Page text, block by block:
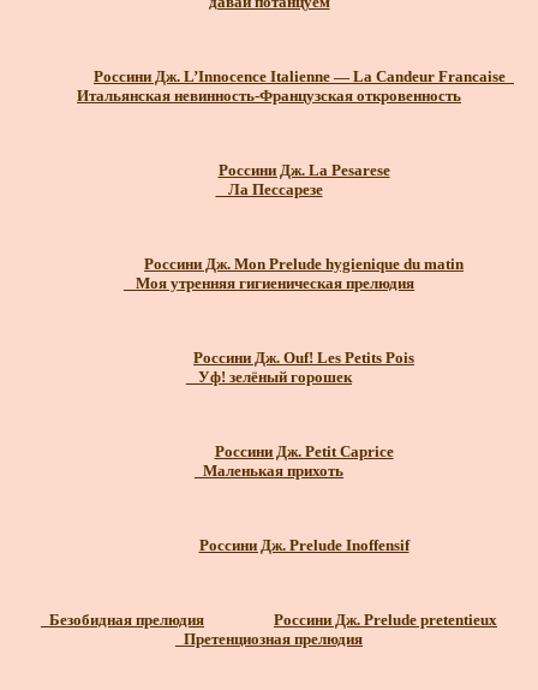
Россини Дж. L’Innocence Italienne — La Candeur Francaise_
Итальянская невинность-Французская откровенность
Россини Дж. La Pesarese
_ Ла Пессарезе
Россини Дж. Mon Prelude hygienique du matin
_ Моя утренняя гигиеническая прелюдия
Россини Дж. Ouf! Les Petits Pois
_ Уф! зелёный горошек
Россини Дж. Petit Caprice
_Маленькая прихоть
Россини Дж. Prelude Inoffensif
_Безобидная прелюдия
Россини Дж. Prelude pretentieux
_Претенциозная прелюдия